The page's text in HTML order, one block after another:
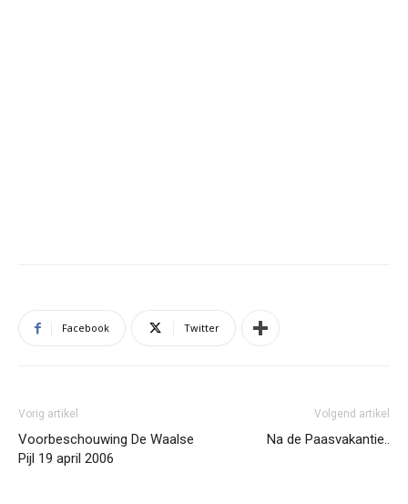
Facebook Twitter
Vorig artikel
Voorbeschouwing De Waalse
Pijl 19 april 2006
Volgend artikel
Na de Paasvakantie..